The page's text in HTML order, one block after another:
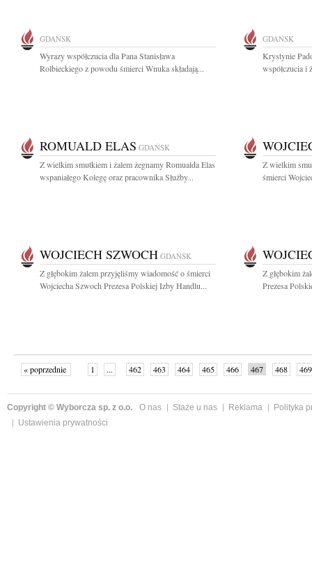
GDAŃSK
Wyrazy współczucia dla Pana Stanisława
Rolbieckiego z powodu śmierci Wnuka składają...
GDAŃSK
Krystynie
współczucia i
ROMUALD ELAS GDAŃSK
Z wielkim smutkiem i żalem żegnamy Romualda Elas
wspaniałego Kolegę oraz pracownika Służby...
Z wielkim
śmierci
WOJCIECH SZWOCH GDAŃSK
Z głębokim żalem przyjęliśmy wiadomość o śmierci
Wojciecha Szwoch Prezesa Polskiej Izby Handlu...
Z głębokim
Prezesa
« poprzednie 1 ... 462 463 464 465 466 467 468
469
Copyright © Wyborcza sp. z o.o. O nas Staże u nas Reklama
Polityka
Ustawienia prywatności